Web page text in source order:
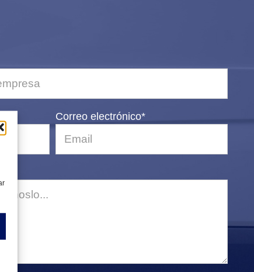
Correo electrónico*